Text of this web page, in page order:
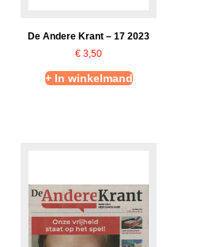
De Andere Krant – 17 2023
€ 3,50
+ In winkelmand